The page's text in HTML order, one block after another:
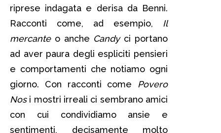
riprese indagata e derisa da Benni.
Racconti come, ad esempio, Il
mercanteo anche Candy ci portano
ad aver paura degli espliciti pensieri
e comportamenti che notiamo ogni
giorno. Con racconti come Povero
Nosi mostri irreali ci sembrano amici
con cui condividiamo ansie e
sentimenti, decisamente molto